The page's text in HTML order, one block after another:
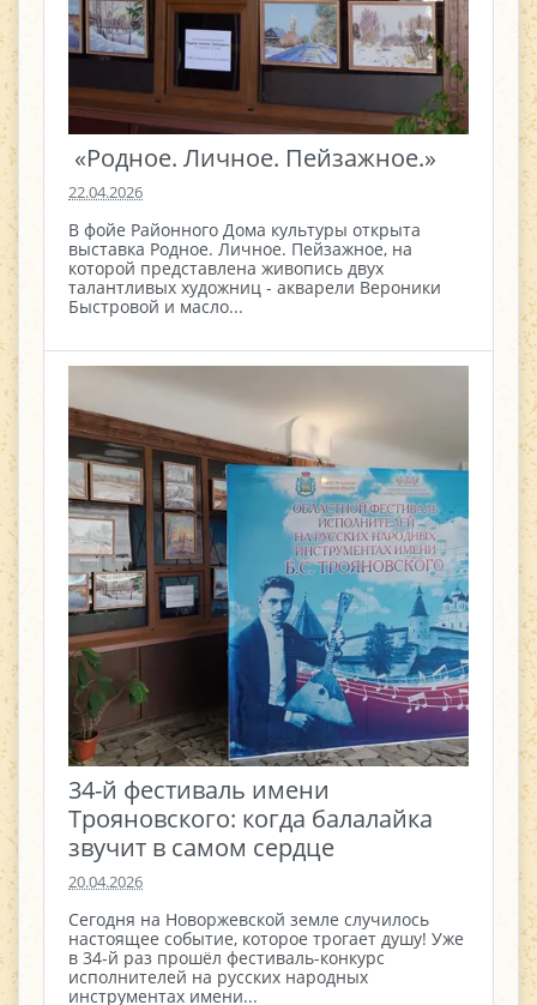
​ «Родное. Личное. Пейзажное.» ​
22.04.2026
В фойе Районного Дома культуры открыта
выставка Родное. Личное. Пейзажное, на
которой представлена живопись двух
талантливых художниц - акварели Вероники
Быстровой и масло...
34-й фестиваль имени
Трояновского: когда балалайка
звучит в самом сердце
20.04.2026
Сегодня на Новоржевской земле случилось
настоящее событие, которое трогает душу! Уже
в 34-й раз прошёл фестиваль-конкурс
исполнителей на русских народных
инструментах имени...